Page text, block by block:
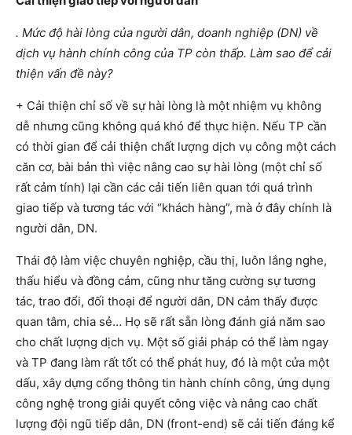
. Mức độ hài lòng của người dân, doanh nghiệp (DN) về
dịch vụ hành chính công của TP còn thấp. Làm sao để cải
thiện vấn đề này?
+ Cải thiện chỉ số về sự hài lòng là một nhiệm vụ không
dễ nhưng cũng không quá khó để thực hiện. Nếu TP cần
có thời gian để cải thiện chất lượng dịch vụ công một cách
căn cơ, bài bản thì việc nâng cao sự hài lòng (một chỉ số
rất cảm tính) lại cần các cải tiến liên quan tới quá trình
giao tiếp và tương tác với “khách hàng”, mà ở đây chính là
người dân, DN.
Thái độ làm việc chuyên nghiệp, cầu thị, luôn lắng nghe,
thấu hiểu và đồng cảm, cũng như tăng cường sự tương
tác, trao đổi, đối thoại để người dân, DN cảm thấy được
quan tâm, chia sẻ… Họ sẽ rất sẵn lòng đánh giá năm sao
cho chất lượng dịch vụ. Một số giải pháp có thể làm ngay
và TP đang làm rất tốt có thể phát huy, đó là một cửa một
dấu, xây dựng cổng thông tin hành chính công, ứng dụng
công nghệ trong giải quyết công việc và nâng cao chất
lượng đội ngũ tiếp dân, DN (front-end) sẽ cải tiến đáng kể